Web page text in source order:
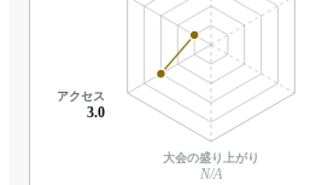
大会の盛り上がり
N/A
アクセス
3.0